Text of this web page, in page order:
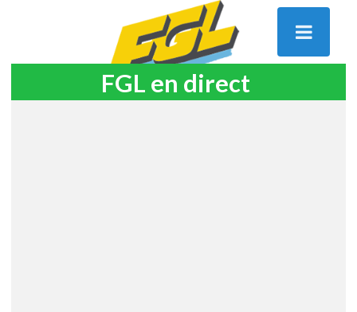
FGL en direct